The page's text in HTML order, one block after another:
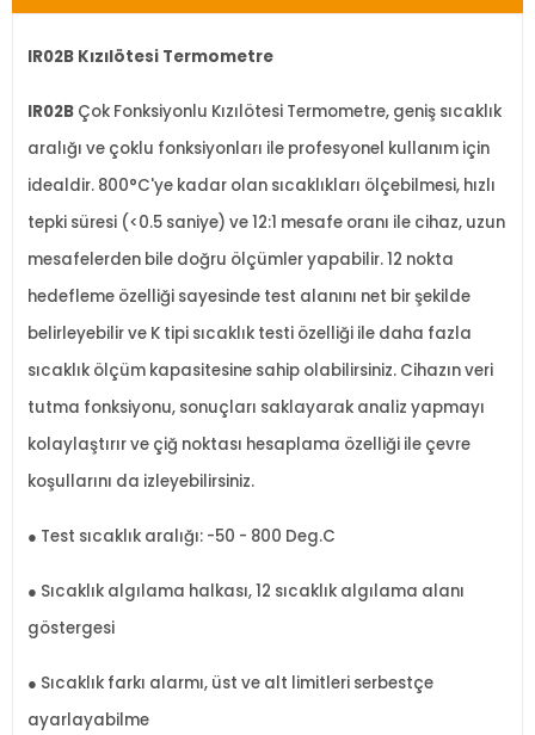
IR02B Kızılötesi Termometre
IR02B Çok Fonksiyonlu Kızılötesi Termometre, geniş sıcaklık
aralığı ve çoklu fonksiyonları ile profesyonel kullanım için
idealdir. 800°C'ye kadar olan sıcaklıkları ölçebilmesi, hızlı
tepki süresi (<0.5 saniye) ve 12:1 mesafe oranı ile cihaz, uzun
mesafelerden bile doğru ölçümler yapabilir. 12 nokta
hedefleme özelliği sayesinde test alanını net bir şekilde
belirleyebilir ve K tipi sıcaklık testi özelliği ile daha fazla
sıcaklık ölçüm kapasitesine sahip olabilirsiniz. Cihazın veri
tutma fonksiyonu, sonuçları saklayarak analiz yapmayı
kolaylaştırır ve çiğ noktası hesaplama özelliği ile çevre
koşullarını da izleyebilirsiniz.
● Test sıcaklık aralığı: -50 - 800 Deg.C
● Sıcaklık algılama halkası, 12 sıcaklık algılama alanı
göstergesi
● Sıcaklık farkı alarmı, üst ve alt limitleri serbestçe
ayarlayabilme